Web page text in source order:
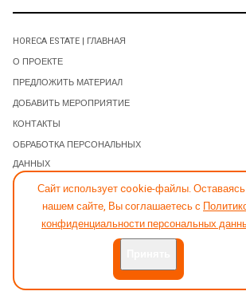
Сайт использует cookie-файлы.
нашем сайте, Вы соглашаетесь с
конфиденциальности персональных
HORECA ESTATE | ГЛАВНАЯ
О ПРОЕКТЕ
ПРЕДЛОЖИТЬ МАТЕРИАЛ
ДОБАВИТЬ МЕРОПРИЯТИЕ
КОНТАКТЫ
ОБРАБОТКА ПЕРСОНАЛЬНЫХ
ДАННЫХ
ХОЧУ ПОЛУЧАТЬ НОВОСТИ
ОФЕРТА